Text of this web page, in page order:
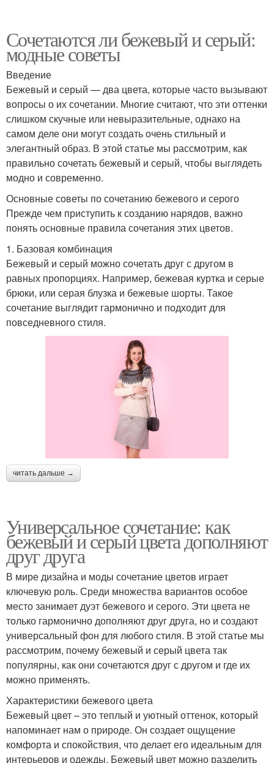
Сочетаются ли бежевый и серый:
модные советы
Введение
Бежевый и серый — два цвета, которые часто вызывают
вопросы о их сочетании. Многие считают, что эти оттенки
слишком скучные или невыразительные, однако на
самом деле они могут создать очень стильный и
элегантный образ. В этой статье мы рассмотрим, как
правильно сочетать бежевый и серый, чтобы выглядеть
модно и современно.
Основные советы по сочетанию бежевого и серого
Прежде чем приступить к созданию нарядов, важно
понять основные правила сочетания этих цветов.
1. Базовая комбинация
Бежевый и серый можно сочетать друг с другом в
равных пропорциях. Например, бежевая куртка и серые
брюки, или серая блузка и бежевые шорты. Такое
сочетание выглядит гармонично и подходит для
повседневного стиля.
читать дальше →
Универсальное сочетание: как
бежевый и серый цвета дополняют
друг друга
В мире дизайна и моды сочетание цветов играет
ключевую роль. Среди множества вариантов особое
место занимает дуэт бежевого и серого. Эти цвета не
только гармонично дополняют друг друга, но и создают
универсальный фон для любого стиля. В этой статье мы
рассмотрим, почему бежевый и серый цвета так
популярны, как они сочетаются друг с другом и где их
можно применять.
Характеристики бежевого цвета
Бежевый цвет – это теплый и уютный оттенок, который
напоминает нам о природе. Он создает ощущение
комфорта и спокойствия, что делает его идеальным для
интерьеров и одежды. Бежевый цвет можно разделить